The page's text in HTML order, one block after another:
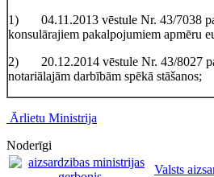
1) 04.11.2013 vēstule Nr. 43/7038
konsulārajiem pakalpojumiem apmēru
2) 20.12.2014 vēstule Nr. 43/8027
notariālajām darbībām spēkā stāšanos;
Ārlietu Ministrija
Noderīgi
Valsts